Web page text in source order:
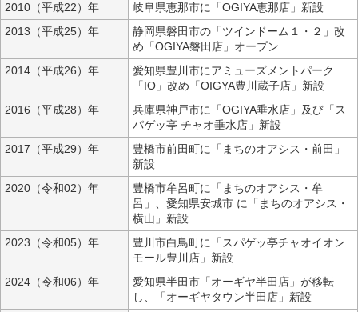
2010（平成22）年
岐阜県恵那市に「OGIYA恵那店」新設
2013（平成25）年
静岡県磐田市の「ツインドーム１・２」改
め「OGIYA磐田店」オープン
2014（平成26）年
愛知県豊川市にアミューズメントパーク
「IO」改め「OIGYA豊川蔵子店」新設
2016（平成28）年
兵庫県神戸市に「OGIYA垂水店」及び「ス
パゲッ亭 チャオ垂水店」新設
2017（平成29）年
豊橋市前田町に「まちのオアシス・前田」
新設
2020（令和02）年
豊橋市牟呂町に「まちのオアシス・牟
呂」、愛知県安城市 に「まちのオアシス・
横山」新設
2023（令和05）年
豊川市白鳥町に「スパゲッ亭チャオイオン
モール豊川店」新設
2024（令和06）年
愛知県半田市「オーギヤ半田店」が移転
し、「オーギヤタウン半田店」新設